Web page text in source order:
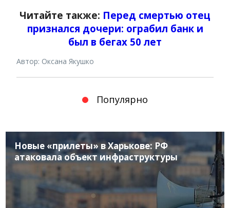
Читайте также: Перед смертью отец
признался дочери: ограбил банк и
был в бегах 50 лет
Автор: Оксана Якушко
Популярно
Новые «прилеты» в Харькове: РФ
атаковала объект инфраструктуры